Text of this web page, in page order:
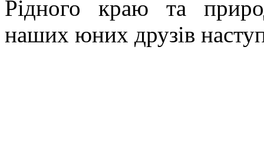
Рідного краю та
наших юних друзів